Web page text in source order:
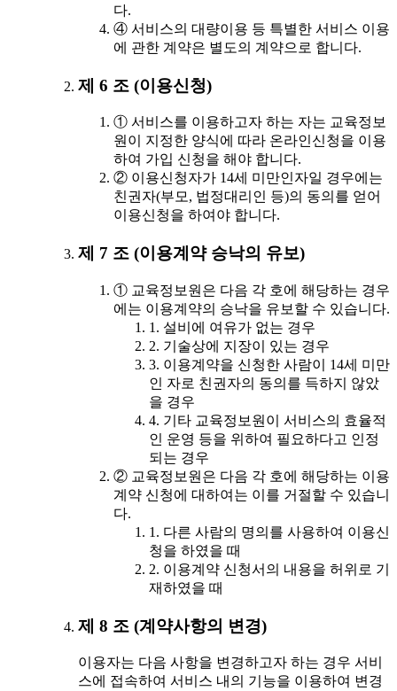
다.
④ 서비스의 대량이용 등 특별한 서비스 이용
에 관한 계약은 별도의 계약으로 합니다.
제 6 조 (이용신청)
① 서비스를 이용하고자 하는 자는 교육정보
원이 지정한 양식에 따라 온라인신청을 이용
하여 가입 신청을 해야 합니다.
② 이용신청자가 14세 미만인자일 경우에는
친권자(부모, 법정대리인 등)의 동의를 얻어
이용신청을 하여야 합니다.
제 7 조 (이용계약 승낙의 유보)
① 교육정보원은 다음 각 호에 해당하는 경우
에는 이용계약의 승낙을 유보할 수 있습니다.
1. 설비에 여유가 없는 경우
2. 기술상에 지장이 있는 경우
3. 이용계약을 신청한 사람이 14세 미만
인 자로 친권자의 동의를 득하지 않았
을 경우
4. 기타 교육정보원이 서비스의 효율적
인 운영 등을 위하여 필요하다고 인정
되는 경우
② 교육정보원은 다음 각 호에 해당하는 이용
계약 신청에 대하여는 이를 거절할 수 있습니
다.
1. 다른 사람의 명의를 사용하여 이용신
청을 하였을 때
2. 이용계약 신청서의 내용을 허위로 기
재하였을 때
제 8 조 (계약사항의 변경)
이용자는 다음 사항을 변경하고자 하는 경우 서비
스에 접속하여 서비스 내의 기능을 이용하여 변경